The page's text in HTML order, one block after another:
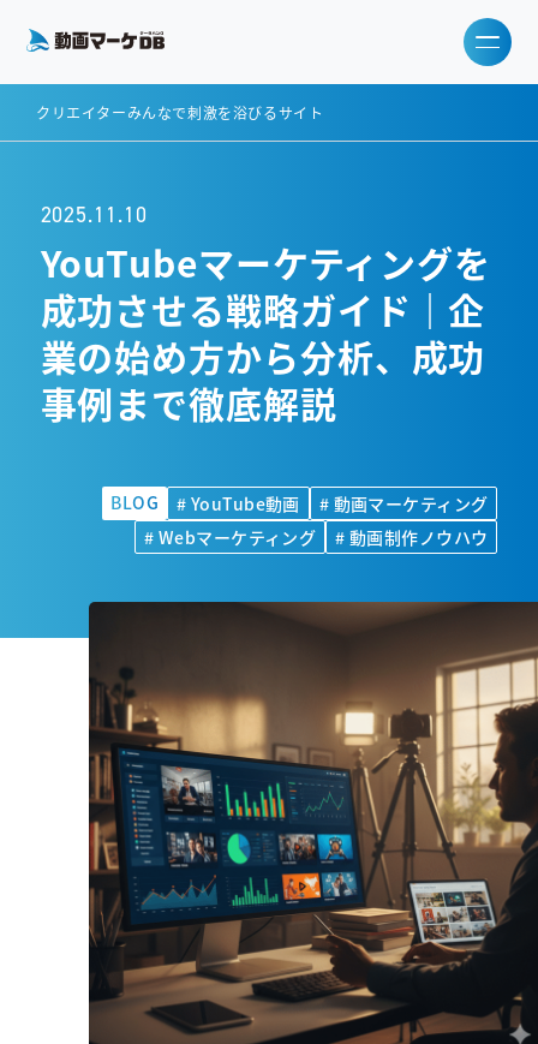
クリエイターみんなで刺激を浴びるサイト
2025.11.10
YouTubeマーケティングを
成功させる戦略ガイド｜企
業の始め方から分析、成功
事例まで徹底解説
BLOG # YouTube動画
# 動画マーケティング
# Webマーケティング
# 動画制作ノウハウ